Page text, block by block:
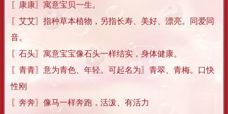
〖康康〗寓意宝贝一生。
〖艾艾〗指种草本植物，另指长寿、美好、漂亮。同爱同
音。
〖石头〗寓意宝宝像石头一样结实，身体健康。
〖青青〗意为青色、年轻。可起名为〗青翠、青梅。口快
性刚
〖奔奔〗像马一样奔跑，活泼、有活力